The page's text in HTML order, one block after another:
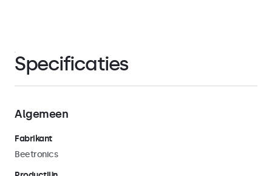
VESA-mount aan de achterzijde van de monitor. Hiermee kan
de monitor in zowel landscape als portrait oriëntatie worden
Specificaties
Algemeen
Fabrikant
Beetronics